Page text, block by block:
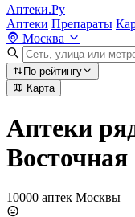
Аптеки.Ру
Аптеки Препараты
Москва
По рейтингу
Карта
Аптеки
Восточная
10000 аптек Москвы